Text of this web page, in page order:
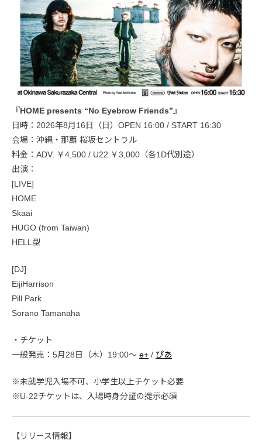
『HOME presents “No Eyebrow Friends”』
日時：2026年8月16日（日）OPEN 16:00 / START 16:30
会場：沖縄・那覇 桜坂セントラル
料金：ADV. ￥4,500 / U22 ￥3,000（各1D代別途）
出演：
[LIVE]
HOME
Skaai
HUGO (from Taiwan)
HELL型
[DJ]
EijiHarrison
Pill Park
Sorano Tamanaha
・チケット
一般発売：5月28日（木）19:00〜 e+ / ぴあ
※未就学児入場不可、小学生以上チケット必要
※U-22チケットは、入場時身分証の提示必須
【リリース情報】